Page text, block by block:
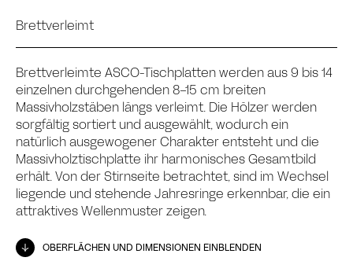
Brettverleimt
OBERFLÄCHEN UND DIMENSIONEN EINBLENDEN
Brettverleimte ASCO-Tischplatten werden aus 9 bis 14
einzelnen durchgehenden 8-15 cm breiten
Massivholzstäben längs verleimt. Die Hölzer werden
sorgfältig sortiert und ausgewählt, wodurch ein
natürlich ausgewogener Charakter entsteht und die
Massivholztischplatte ihr harmonisches Gesamtbild
erhält. Von der Stirnseite betrachtet, sind im Wechsel
liegende und stehende Jahresringe erkennbar, die ein
attraktives Wellenmuster zeigen.